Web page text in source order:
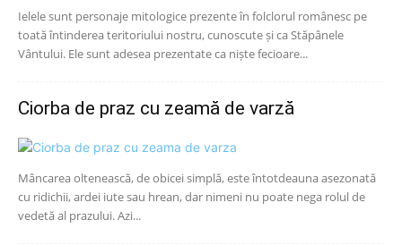
Ielele sunt personaje mitologice prezente în folclorul românesc pe
toată întinderea teritoriului nostru, cunoscute și ca Stăpânele
Vântului. Ele sunt adesea prezentate ca niște fecioare...
Ciorba de praz cu zeamă de varză
Mâncarea oltenească, de obicei simplă, este întotdeauna asezonată
cu ridichii, ardei iute sau hrean, dar nimeni nu poate nega rolul de
vedetă al prazului. Azi...